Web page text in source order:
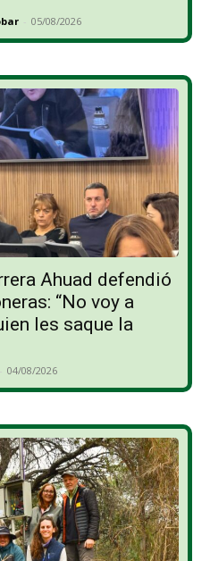
- 05/08/2026
Ahuad defendió
“No voy a
les saque la
- 04/08/2026